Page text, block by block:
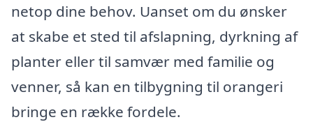
netop dine behov. Uanset om du ønsker
at skabe et sted til afslapning, dyrkning af
planter eller til samvær med familie og
venner, så kan en tilbygning til orangeri
bringe en række fordele.